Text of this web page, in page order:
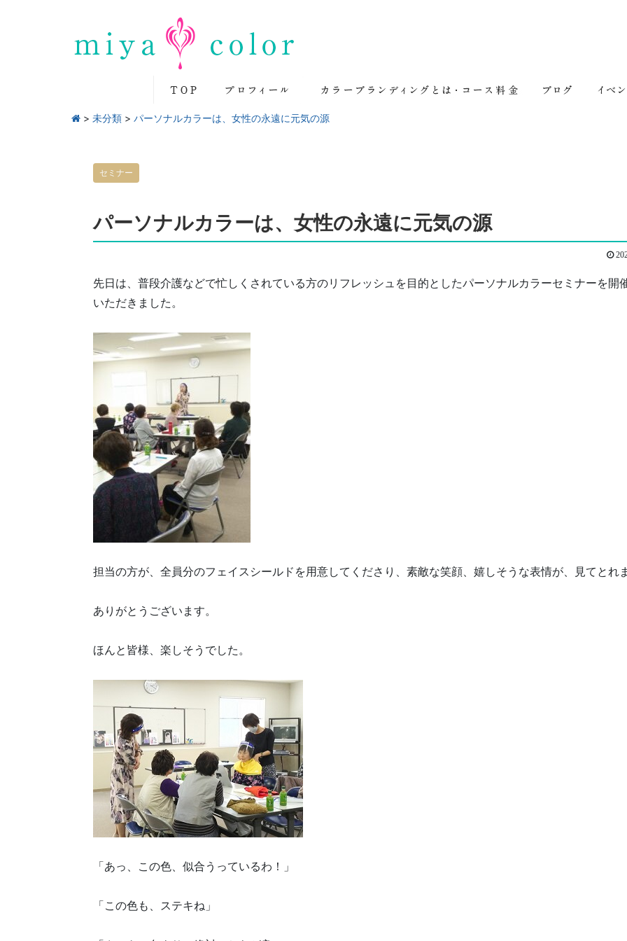
> 未分類 > パーソナルカラーは、女性の永遠に元気の源
セミナー
パーソナルカラーは、女性の永遠に元気の源
先日は、普段介護などで忙しくされている方のリフレッシュを目的としたパーソナルカラーセミナーを開
いただきました。
担当の方が、全員分のフェイスシールドを用意してくださり、素敵な笑顔、嬉しそうな表情が、見てとれ
ありがとうございます。
ほんと皆様、楽しそうでした。
「あっ、この色、似合うっているわ！」
「この色も、ステキね」